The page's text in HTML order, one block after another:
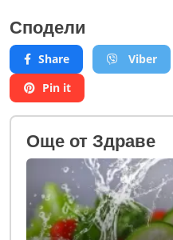
Сподели
Share Viber
Pin it
Oще от Здраве